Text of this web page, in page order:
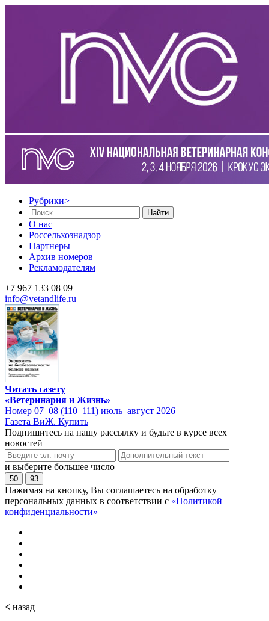
Рубрики>
Найти
О нас
Россельхознадзор
Партнеры
Архив номеров
Рекламодателям
+7 967 133 08 09
info@vetandlife.ru
Читать газету
«Ветеринария и Жизнь»
Номер 07–08 (110–111) июль–август 2026
Газета ВиЖ. Купить
Подпишитесь на нашу рассылку и будьте в курсе всех
новостей
и выберите большее число
50 93
Нажимая на кнопку, Вы соглашаетесь на обработку
персональных данных в соответствии с «Политикой
конфиденциальности»
< назад